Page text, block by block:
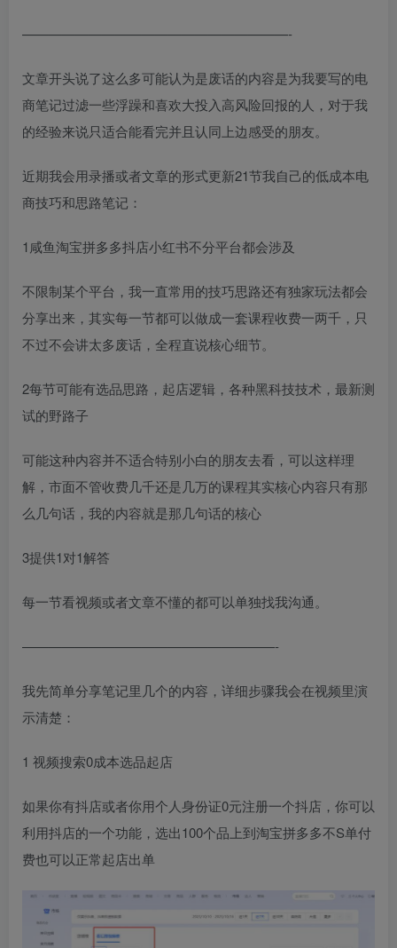
————————————————————-
文章开头说了这么多可能认为是废话的内容是为我要写的电
商笔记过滤一些浮躁和喜欢大投入高风险回报的人，对于我
的经验来说只适合能看完并且认同上边感受的朋友。
近期我会用录播或者文章的形式更新21节我自己的低成本电
商技巧和思路笔记：
1咸鱼淘宝拼多多抖店小红书不分平台都会涉及
不限制某个平台，我一直常用的技巧思路还有独家玩法都会
分享出来，其实每一节都可以做成一套课程收费一两千，只
不过不会讲太多废话，全程直说核心细节。
2每节可能有选品思路，起店逻辑，各种黑科技技术，最新测
试的野路子
可能这种内容并不适合特别小白的朋友去看，可以这样理
解，市面不管收费几千还是几万的课程其实核心内容只有那
么几句话，我的内容就是那几句话的核心
3提供1对1解答
每一节看视频或者文章不懂的都可以单独找我沟通。
———————————————————-
我先简单分享笔记里几个的内容，详细步骤我会在视频里演
示清楚：
1 视频搜索0成本选品起店
如果你有抖店或者你用个人身份证0元注册一个抖店，你可以
利用抖店的一个功能，选出100个品上到淘宝拼多多不S单付
费也可以正常起店出单